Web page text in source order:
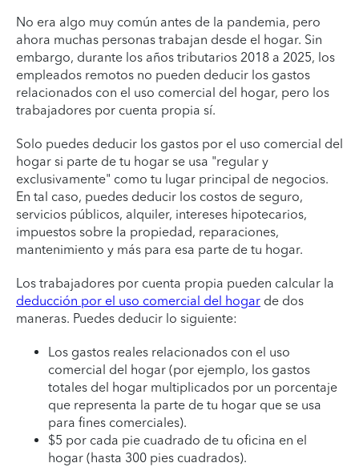
No era algo muy común antes de la pandemia, pero
ahora muchas personas trabajan desde el hogar. Sin
embargo, durante los años tributarios 2018 a 2025, los
empleados remotos no pueden deducir los gastos
relacionados con el uso comercial del hogar, pero los
trabajadores por cuenta propia sí.
Solo puedes deducir los gastos por el uso comercial del
hogar si parte de tu hogar se usa "regular y
exclusivamente" como tu lugar principal de negocios.
En tal caso, puedes deducir los costos de seguro,
servicios públicos, alquiler, intereses hipotecarios,
impuestos sobre la propiedad, reparaciones,
mantenimiento y más para esa parte de tu hogar.
Los trabajadores por cuenta propia pueden calcular la
deducción por el uso comercial del hogar de dos
maneras. Puedes deducir lo siguiente:
Los gastos reales relacionados con el uso
comercial del hogar (por ejemplo, los gastos
totales del hogar multiplicados por un porcentaje
que representa la parte de tu hogar que se usa
para fines comerciales).
$5 por cada pie cuadrado de tu oficina en el
hogar (hasta 300 pies cuadrados).